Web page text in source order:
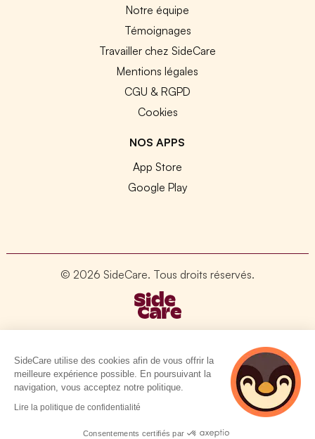
Notre équipe
Témoignages
Travailler chez SideCare
Mentions légales
CGU & RGPD
Cookies
NOS APPS
App Store
Google Play
© 2026 SideCare. Tous droits réservés.
SideCare utilise des cookies afin de vous offrir la
meilleure expérience possible. En poursuivant la
navigation, vous acceptez notre politique.
Lire la politique de confidentialité
Consentements certifiés par
4 personnes
consultent